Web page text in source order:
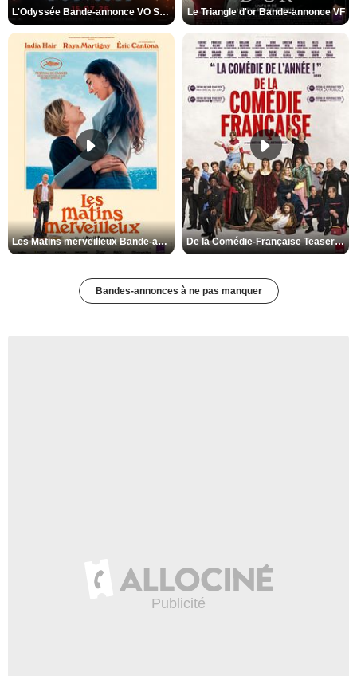
L'Odyssée Bande-annonce VO STFR Le Triangle d'or Bande-annonce VF
Les Matins merveilleux Bande-annonce VF De la Comédie-Française Teaser VF
Bandes-annonces à ne pas manquer